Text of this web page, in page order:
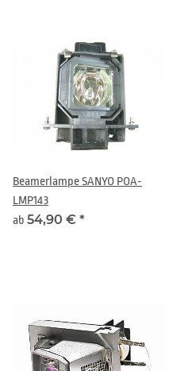
Beamerlampe SANYO POA-
LMP143
ab 54,90 € *